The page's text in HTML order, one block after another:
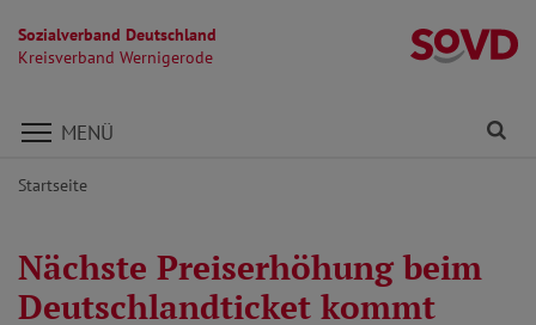
Sozialverband Deutschland
Kreisverband Wernigerode
Direkt zu den Inhalten springen
MENÜ
Startseite
Nächste Preiserhöhung beim
Deutschlandticket kommt